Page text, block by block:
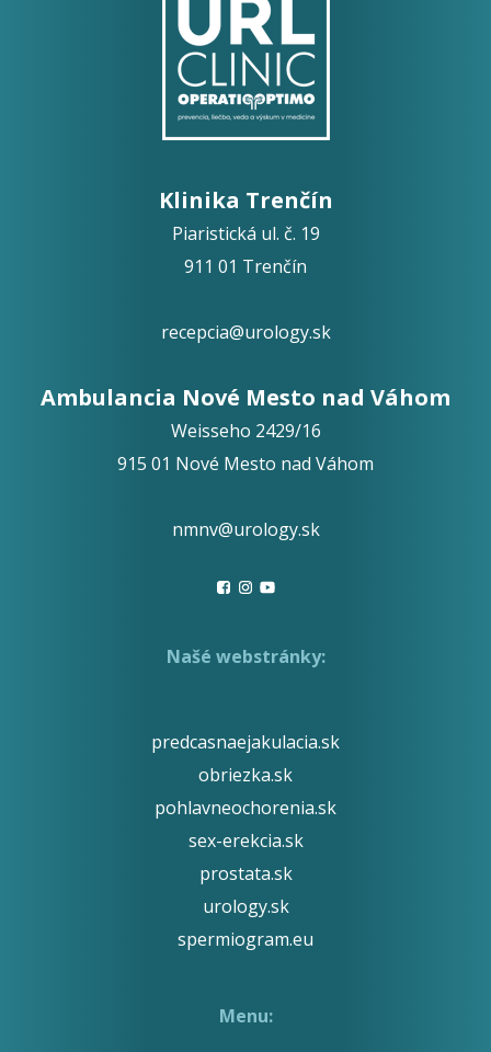
Klinika Trenčín
Piaristická ul. č. 19
911 01 Trenčín
recepcia@urology.sk
Ambulancia Nové Mesto nad Váhom
Weisseho 2429/16
915 01 Nové Mesto nad Váhom
nmnv@urology.sk
Našé webstránky:
predcasnaejakulacia.sk
obriezka.sk
pohlavneochorenia.sk
sex-erekcia.sk
prostata.sk
urology.sk
spermiogram.eu
Menu: